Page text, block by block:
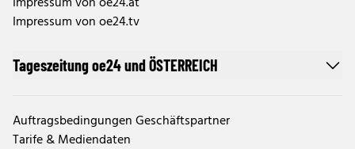
Impressum von oe24.tv
Tageszeitung oe24 und ÖSTERREICH
Auftragsbedingungen Geschäftspartner
Tarife & Mediendaten